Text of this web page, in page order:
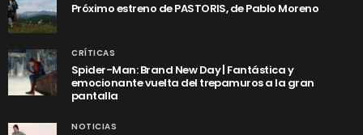
Próximo estreno de PASTORIS, de Pablo Moreno
CRÍTICAS
Spider-Man: Brand New Day | Fantástica y
emocionante vuelta del trepamuros a la gran
pantalla
NOTICIAS